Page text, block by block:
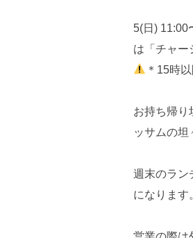
5(日) 11:00
は「チャー
＊15時
お持ち帰り
ッサムの坦
週末のラン
になります